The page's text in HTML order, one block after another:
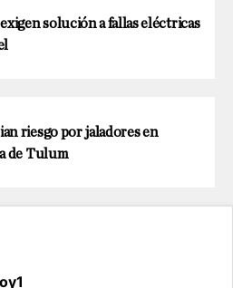
solución a fallas eléctricas
riesgo por jaladores en
de Tulum